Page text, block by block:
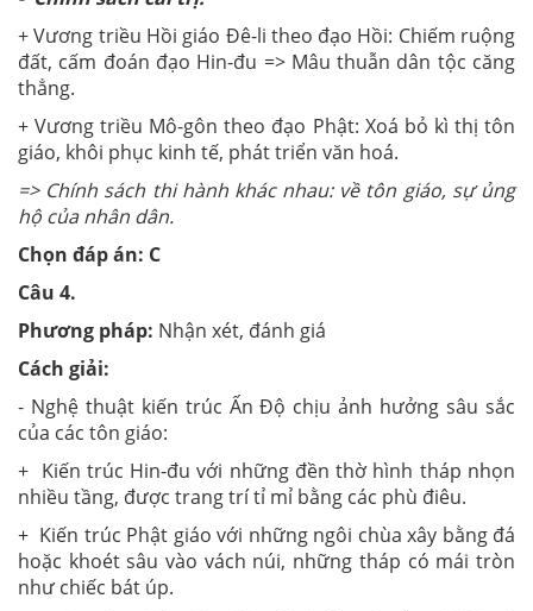
+ Vương triều Hồi giáo Đê-li theo đạo Hồi: Chiếm ruộng
đất, cấm đoán đạo Hin-đu => Mâu thuẫn dân tộc căng
thẳng.
+ Vương triều Mô-gôn theo đạo Phật: Xoá bỏ kì thị tôn
giáo, khôi phục kinh tế, phát triển văn hoá.
=> Chính sách thi hành khác nhau: về tôn giáo, sự ủng
hộ của nhân dân.
Chọn đáp án: C
Câu 4.
Phương pháp: Nhận xét, đánh giá
Cách giải:
- Nghệ thuật kiến trúc Ấn Độ chịu ảnh hưởng sâu sắc
của các tôn giáo:
+ Kiến trúc Hin-đu với những đền thờ hình tháp nhọn
nhiều tầng, được trang trí tỉ mỉ bằng các phù điêu.
+ Kiến trúc Phật giáo với những ngôi chùa xây bằng đá
hoặc khoét sâu vào vách núi, những tháp có mái tròn
như chiếc bát úp.